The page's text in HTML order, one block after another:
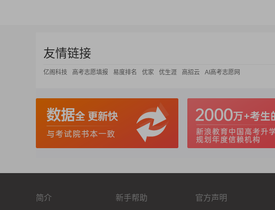
友情链接
亿阁科技 高考志愿填报 易度排名 优家 优生涯 高招云 AI高考志愿网
简介 新手帮助 官方声明